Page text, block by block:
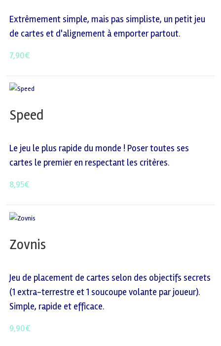
Extrêmement simple, mais pas simpliste, un petit jeu
de cartes et d'alignement à emporter partout.
7,90€
Speed
Le jeu le plus rapide du monde ! Poser toutes ses
cartes le premier en respectant les critères.
8,95€
Zovnis
Jeu de placement de cartes selon des objectifs secrets
(1 extra-terrestre et 1 soucoupe volante par joueur).
Simple, rapide et efficace.
9,90€